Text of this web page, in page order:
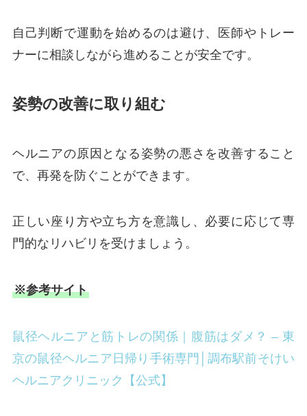
自己判断で運動を始めるのは避け、医師やトレー
ナーに相談しながら進めることが安全です。
姿勢の改善に取り組む
ヘルニアの原因となる姿勢の悪さを改善すること
で、再発を防ぐことができます。
正しい座り方や立ち方を意識し、必要に応じて専
門的なリハビリを受けましょう。
※参考サイト
鼠径ヘルニアと筋トレの関係｜腹筋はダメ？ – 東
京の鼠径ヘルニア日帰り手術専門│調布駅前そけい
ヘルニアクリニック【公式】